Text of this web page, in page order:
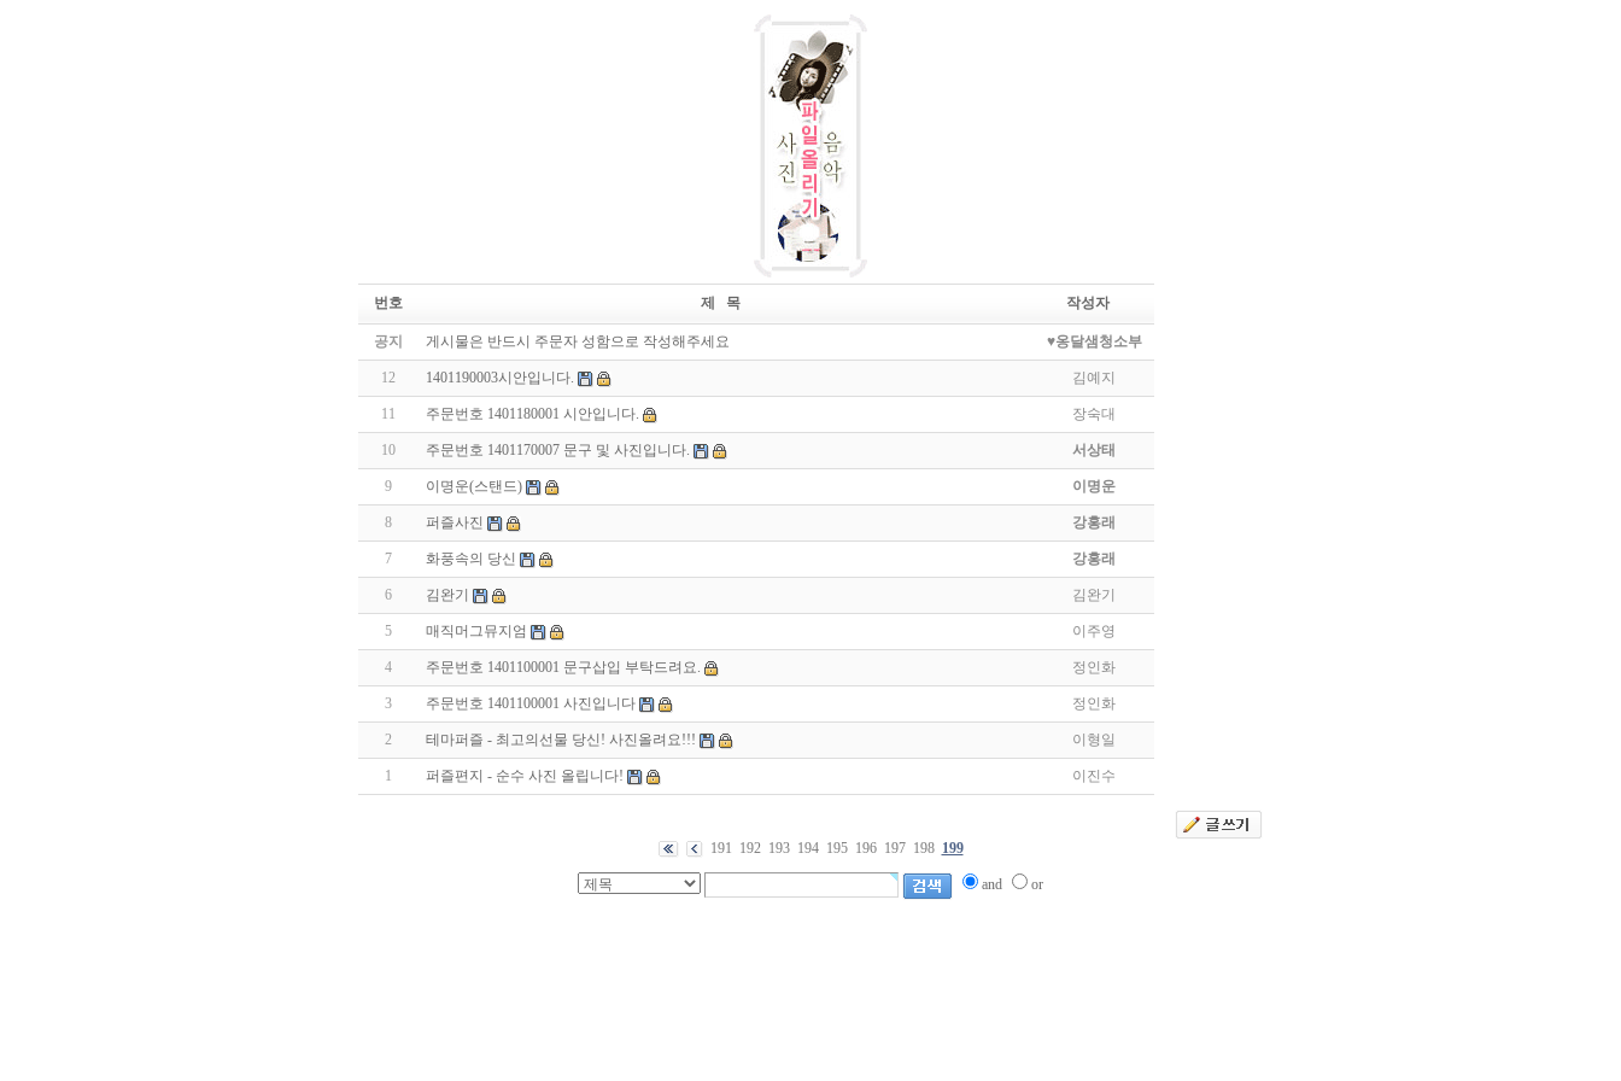
번호 제 목 작성자
공지 게시물은 반드시 주문자 성함으로 작성해주세요 ♥옹달샘청소부
12 1401190003시안입니다. 김예지
11 주문번호 1401180001 시안입니다. 장숙대
10 주문번호 1401170007 문구 및 사진입니다. 서상태
9 이명운(스탠드) 이명운
8 퍼즐사진 강홍래
7 화풍속의 당신 강홍래
6 김완기 김완기
5 매직머그뮤지엄 이주영
4 주문번호 1401100001 문구삽입 부탁드려요. 정인화
3 주문번호 1401100001 사진입니다 정인화
2 테마퍼즐 - 최고의선물 당신! 사진올려요!!! 이형일
1 퍼즐편지 - 순수 사진 올립니다! 이진수
191 192 193 194 195 196 197 198 199
and or